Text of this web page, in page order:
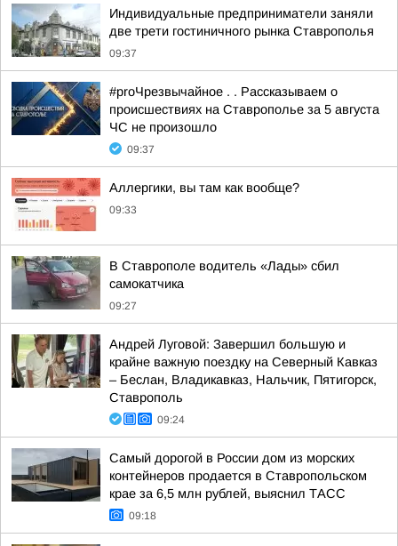
Индивидуальные предприниматели заняли
две трети гостиничного рынка Ставрополья
09:37
#proЧрезвычайное . . Рассказываем о
происшествиях на Ставрополье за 5 августа
ЧС не произошло
09:37
Аллергики, вы там как вообще?
09:33
В Ставрополе водитель «Лады» сбил
самокатчика
09:27
Андрей Луговой: Завершил большую и
крайне важную поездку на Северный Кавказ
– Беслан, Владикавказ, Нальчик, Пятигорск,
Ставрополь
09:24
Самый дорогой в России дом из морских
контейнеров продается в Ставропольском
крае за 6,5 млн рублей, выяснил ТАСС
09:18